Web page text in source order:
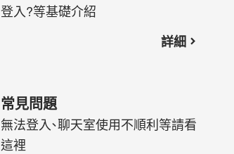
登入?等基礎介紹
詳細
常見問題
無法登入、聊天室使用不順利等請看
這裡